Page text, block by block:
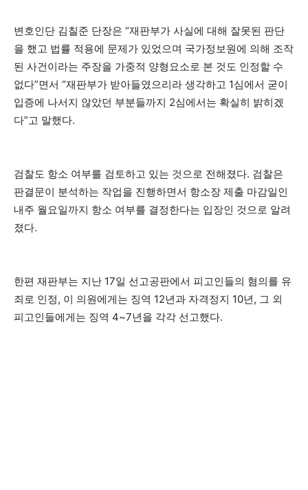
변호인단 김칠준 단장은 “재판부가 사실에 대해 잘못된 판단
을 했고 법률 적용에 문제가 있었으며 국가정보원에 의해 조작
된 사건이라는 주장을 가중적 양형요소로 본 것도 인정할 수
없다”면서 “재판부가 받아들였으리라 생각하고 1심에서 굳이
입증에 나서지 않았던 부분들까지 2심에서는 확실히 밝히겠
다”고 말했다.
검찰도 항소 여부를 검토하고 있는 것으로 전해졌다. 검찰은
판결문이 분석하는 작업을 진행하면서 항소장 제출 마감일인
내주 월요일까지 항소 여부를 결정한다는 입장인 것으로 알려
졌다.
한편 재판부는 지난 17일 선고공판에서 피고인들의 혐의를 유
죄로 인정, 이 의원에게는 징역 12년과 자격정지 10년, 그 외
피고인들에게는 징역 4~7년을 각각 선고했다.